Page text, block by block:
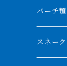
フルゴー
ブルーベ
BILLY-
チョッパ
その他ア
フォーク
メニーバ
ニューギ
ショート
エンドリ
ギニア
ナイル
クロコダ
その他
その他肺
パーチ類
スネー